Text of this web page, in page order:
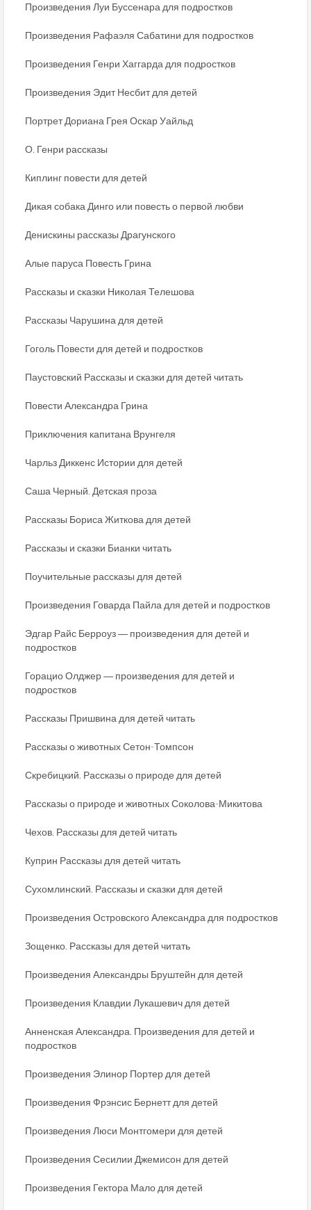
Произведения Луи Буссенара для подростков
Произведения Рафаэля Сабатини для подростков
Произведения Генри Хаггарда для подростков
Произведения Эдит Несбит для детей
Портрет Дориана Грея Оскар Уайльд
О. Генри рассказы
Киплинг повести для детей
Дикая собака Динго или повесть о первой любви
Денискины рассказы Драгунского
Алые паруса Повесть Грина
Рассказы и сказки Николая Телешова
Рассказы Чарушина для детей
Гоголь Повести для детей и подростков
Паустовский Рассказы и сказки для детей читать
Повести Александра Грина
Приключения капитана Врунгеля
Чарльз Диккенс Истории для детей
Саша Черный. Детская проза
Рассказы Бориса Житкова для детей
Рассказы и сказки Бианки читать
Поучительные рассказы для детей
Произведения Говарда Пайла для детей и подростков
Эдгар Райс Берроуз ― произведения для детей и
подростков
Горацио Олджер ― произведения для детей и
подростков
Рассказы Пришвина для детей читать
Рассказы о животных Сетон-Томпсон
Скребицкий. Рассказы о природе для детей
Рассказы о природе и животных Соколова-Микитова
Чехов. Рассказы для детей читать
Куприн Рассказы для детей читать
Сухомлинский. Рассказы и сказки для детей
Произведения Островского Александра для подростков
Зощенко. Рассказы для детей читать
Произведения Александры Бруштейн для детей
Произведения Клавдии Лукашевич для детей
Анненская Александра. Произведения для детей и
подростков
Произведения Элинор Портер для детей
Произведения Фрэнсис Бернетт для детей
Произведения Люси Монтгомери для детей
Произведения Сесилии Джемисон для детей
Произведения Гектора Мало для детей